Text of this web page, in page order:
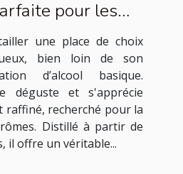
pour les
de spiritueux
une place de choix
bien loin de son
d’alcool basique.
déguste et s'apprécie
raffiné, recherché pour la
Distillé à partir de
il offre un véritable...